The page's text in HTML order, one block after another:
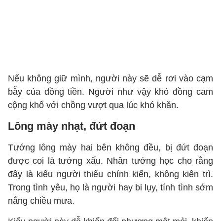
Nếu không giữ mình, người này sẽ dễ rơi vào cạm
bẫy của đồng tiền. Người như vậy khó đồng cam
cộng khổ với chồng vượt qua lúc khó khăn.
Lông mày nhạt, đứt đoạn
Tướng lông mày hai bên không đều, bị đứt đoạn
được coi là tướng xấu. Nhân tướng học cho rằng
đây là kiểu người thiếu chính kiến, không kiên trì.
Trong tình yêu, họ là người hay bi lụy, tính tình sớm
nắng chiều mưa.